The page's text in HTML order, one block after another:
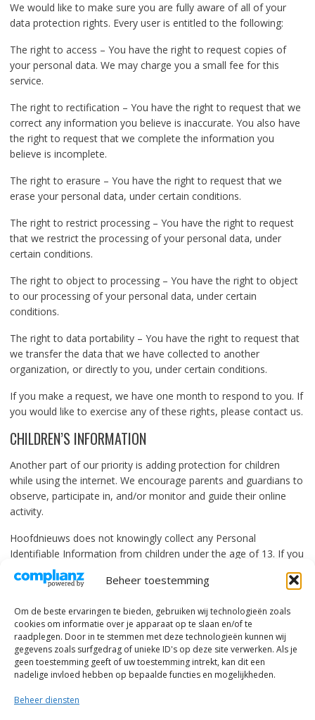
Beheer toestemming
Om de beste ervaringen te bieden, gebruiken wij technologieën zoals
cookies om informatie over je apparaat op te slaan en/of te
raadplegen. Door in te stemmen met deze technologieën kunnen wij
gegevens zoals surfgedrag of unieke ID's op deze site verwerken. Als je
geen toestemming geeft of uw toestemming intrekt, kan dit een
nadelige invloed hebben op bepaalde functies en mogelijkheden.
Beheer diensten
We would like to make sure you are fully aware of all of your
data protection rights. Every user is entitled to the following:
The right to access – You have the right to request copies of
your personal data. We may charge you a small fee for this
service.
The right to rectification – You have the right to request that we
correct any information you believe is inaccurate. You also have
the right to request that we complete the information you
believe is incomplete.
The right to erasure – You have the right to request that we
erase your personal data, under certain conditions.
The right to restrict processing – You have the right to request
that we restrict the processing of your personal data, under
certain conditions.
The right to object to processing – You have the right to object
to our processing of your personal data, under certain
conditions.
The right to data portability – You have the right to request that
we transfer the data that we have collected to another
organization, or directly to you, under certain conditions.
If you make a request, we have one month to respond to you. If
you would like to exercise any of these rights, please contact us.
CHILDREN’S INFORMATION
Another part of our priority is adding protection for children
while using the internet. We encourage parents and guardians to
observe, participate in, and/or monitor and guide their online
activity.
Hoofdnieuws does not knowingly collect any Personal
Identifiable Information from children under the age of 13. If you
think that your child provided this kind of information on our
website, we strongly encourage you to contact us immediately
information from our records.